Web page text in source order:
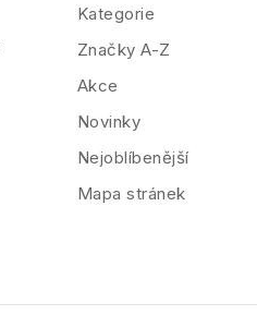
Kategorie
Značky A-Z
Akce
Novinky
Nejoblíbenější
Mapa stránek